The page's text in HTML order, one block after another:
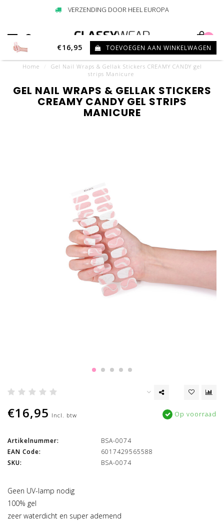
VERZENDING DOOR HEEL EUROPA
Home
Gel Nail Wraps & Gellak Stickers CREAMY CANDY gel
strips Manicure
€16,95 TOEVOEGEN AAN WINKELWAGEN
GEL NAIL WRAPS & GELLAK STICKERS
CREAMY CANDY GEL STRIPS
MANICURE
€16,95 Incl. btw Op voorraad
Artikelnummer:
BSA-0074
EAN Code:
6017429565588
SKU:
BSA-0074
Geen UV-lamp nodig
100% gel
zeer waterdicht en super ademend